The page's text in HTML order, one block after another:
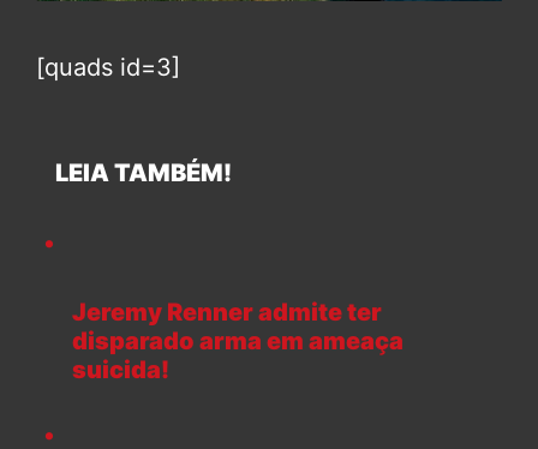
[quads id=3]
LEIA TAMBÉM!
Jeremy Renner admite ter
disparado arma em ameaça
suicida!